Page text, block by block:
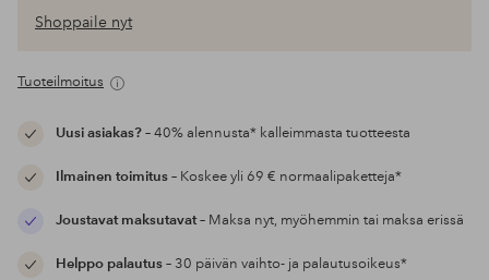
Shoppaile nyt
Tuoteilmoitus
Uusi asiakas?– 40% alennusta* kalleimmasta tuotteesta
Ilmainen toimitus– Koskee yli 69 € normaalipaketteja*
Joustavat maksutavat– Maksa nyt, myöhemmin tai maksa erissä
Helppo palautus– 30 päivän vaihto- ja palautusoikeus*